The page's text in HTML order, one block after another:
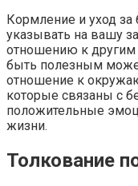
Кормление и уход
указывать на вашу
отношению к
быть полезным
отношение к
которые связаны с
положительные
жизни.
Толкование